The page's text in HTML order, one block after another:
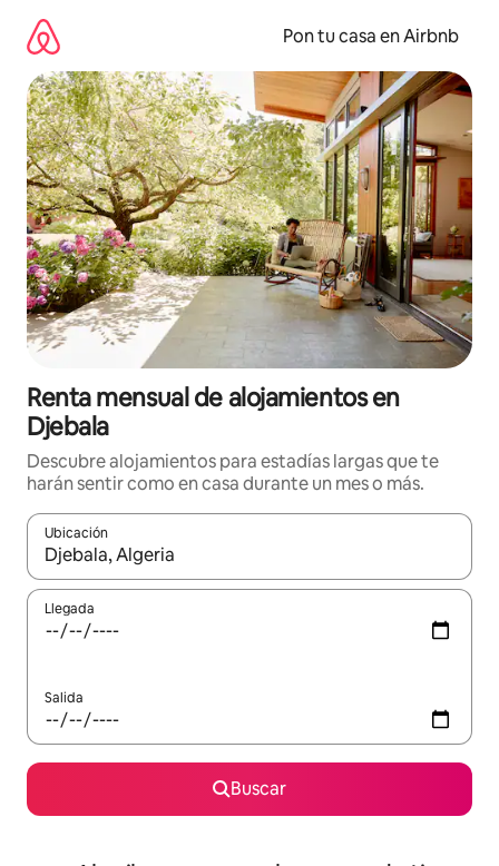
contenido
Pon tu casa en Airbnb
Renta mensual de alojamientos en
Djebala
Descubre alojamientos para estadías largas que te
harán sentir como en casa durante un mes o más.
Ubicación
Cuando los resultados estén disponibles, navega con las
Llegada
Salida
Buscar